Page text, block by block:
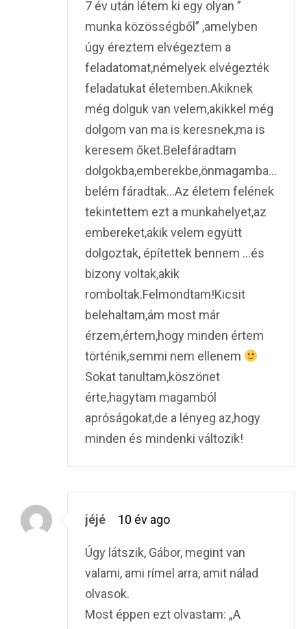
7 év után létem ki egy olyan ”
munka közösségből” ,amelyben
úgy éreztem elvégeztem a
feladatomat,némelyek elvégezték
feladatukat életemben.Akiknek
még dolguk van velem,akikkel még
dolgom van ma is keresnek,ma is
keresem őket.Belefáradtam
dolgokba,emberekbe,önmagamba…
belém fáradtak…Az életem felének
tekintettem ezt a munkahelyet,az
embereket,akik velem együtt
dolgoztak, építettek bennem …és
bizony voltak,akik
romboltak.Felmondtam!Kicsit
belehaltam,ám most már
érzem,értem,hogy minden értem
történik,semmi nem ellenem
Sokat tanultam,köszönet
érte,hagytam magamból
apróságokat,de a lényeg az,hogy
minden és mindenki változik!
jéjé 10 év ago
Úgy látszik, Gábor, megint van
valami, ami rímel arra, amit nálad
olvasok.
Most éppen ezt olvastam: „A